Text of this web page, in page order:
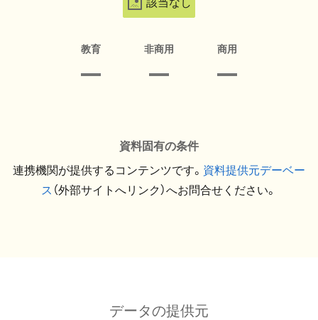
教育 非商用 商用
資料固有の条件
連携機関が提供するコンテンツです。 資料提供元デーベー
ス （外部サイトへリンク）へお問合せください。
データの提供元